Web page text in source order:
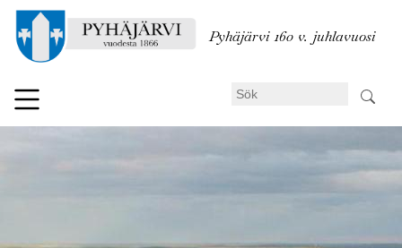
till
Pyhäjärvi 160 v. juhlavuosi
Sök